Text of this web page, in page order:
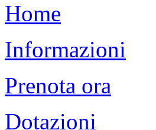
Home
Informazioni
Prenota ora
Dotazioni